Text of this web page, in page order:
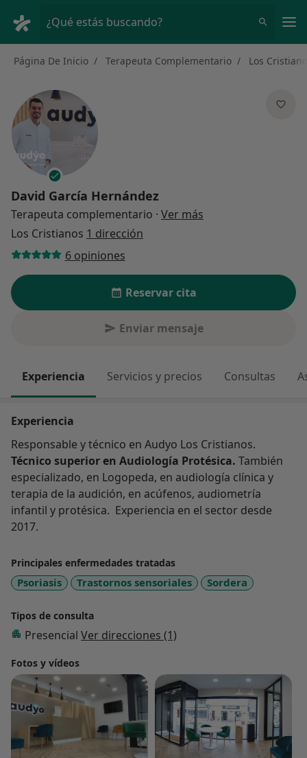
¿Qué estás buscando?
Página De Inicio Terapeuta Complementario Los
David García Hernández
Terapeuta complementario · Ver más
Los Cristianos 1 dirección
6 opiniones
Reservar cita
Enviar mensaje
Experiencia Servicios y precios Consultas
Experiencia
Responsable y técnico en Audyo Los Cristianos.
Técnico superior en Audiología Protésica. También
especializado, en Logopeda, en audiología clínica y
terapia de la audición, en acúfenos, audiometría
infantil y protésica. Experiencia en el sector desde
2017.
Principales enfermedades tratadas
Psoriasis Trastornos sensoriales Sordera
Tipos de consulta
Presencial Ver direcciones (1)
Fotos y vídeos